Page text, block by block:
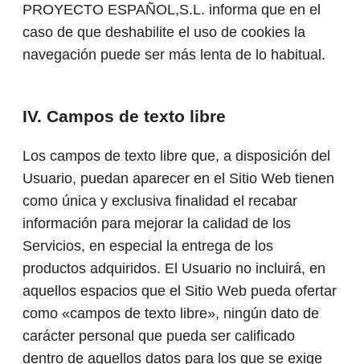
PROYECTO ESPAÑOL,S.L. informa que en el
caso de que deshabilite el uso de cookies la
navegación puede ser más lenta de lo habitual.
IV. Campos de texto libre
Los campos de texto libre que, a disposición del
Usuario, puedan aparecer en el Sitio Web tienen
como única y exclusiva finalidad el recabar
información para mejorar la calidad de los
Servicios, en especial la entrega de los
productos adquiridos. El Usuario no incluirá, en
aquellos espacios que el Sitio Web pueda ofertar
como «campos de texto libre», ningún dato de
carácter personal que pueda ser calificado
dentro de aquellos datos para los que se exige